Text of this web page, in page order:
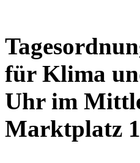
für Klima
Uhr im
Marktplatz